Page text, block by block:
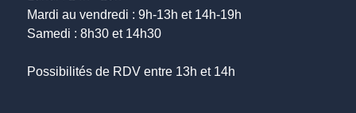
Mardi au vendredi : 9h-13h et 14h-19h
Samedi : 8h30 et 14h30
Possibilités de RDV entre 13h et 14h